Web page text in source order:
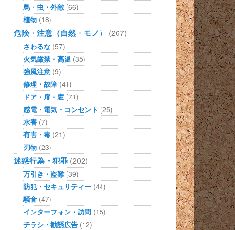
鳥・虫・外敵 (66)
植物 (18)
危険・注意（自然・モノ） (267)
さわるな (57)
火気厳禁・高温 (35)
強風注意 (9)
修理・故障 (41)
ドア・扉・窓 (71)
感電・電気・コンセント (25)
水害 (7)
有害・毒 (21)
刃物 (23)
迷惑行為・犯罪 (202)
万引き・盗難(39)
防犯・セキュリティー (44)
騒音 (47)
インターフォン・訪問 (15)
チラシ・勧誘広告 (12)